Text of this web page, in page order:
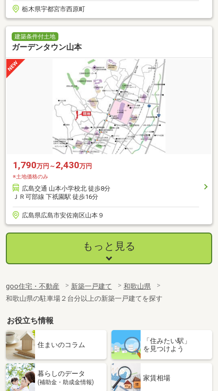
栃木県宇都宮市西原町
建築条件付土地
ガーデンタウン山本
1,790万円～ 2,430万円
※土地価格のみ
広島交通 山本小学校北 徒歩8分
ＪＲ可部線 下祇園駅 徒歩16分
広島県広島市安佐南区山本９
もっと見る
goo住宅・不動産 新築一戸建て
和歌山県
和歌山県の駐車場２台分以上の新築一戸建てを探す
お役立ち情報
住まいのコラム
「住みたい駅」
を見つけよう
暮らしのデータ
(補助金・助成金情報)
家賃相場